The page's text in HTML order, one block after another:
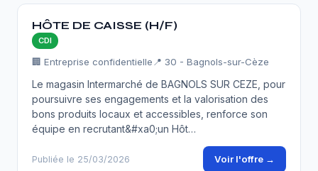
HÔTE DE CAISSE (H/F)
CDI
🏢 Entreprise confidentielle 📍 30 - Bagnols-sur-Cèze
Le magasin Intermarché de BAGNOLS SUR CEZE, pour
poursuivre ses engagements et la valorisation des
bons produits locaux et accessibles, renforce son
équipe en recrutant&#xa0;un Hôt…
Publiée le 25/03/2026 Voir l'offre →